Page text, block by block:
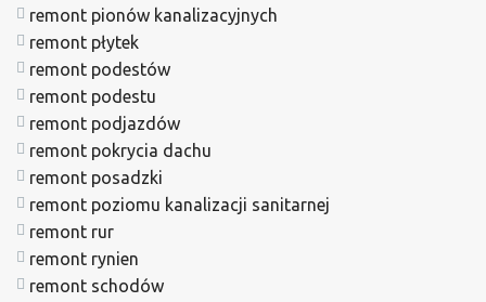
remont pionów kanalizacyjnych
remont płytek
remont podestów
remont podestu
remont podjazdów
remont pokrycia dachu
remont posadzki
remont poziomu kanalizacji sanitarnej
remont rur
remont rynien
remont schodów